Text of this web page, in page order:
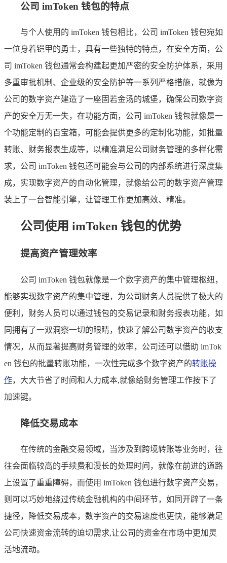
公司 imToken 钱包的特点
与个人使用的 imToken 钱包相比，公司 imToken 钱包宛如
一位身着铠甲的勇士，具有一些独特的特点，在安全方面，公
司 imToken 钱包通常会构建起更加严密的安全防护体系，采用
多重审批机制、企业级的安全防护等一系列严格措施，就像为
公司的数字资产建造了一座固若金汤的城堡，确保公司数字资
产的安全万无一失，在功能方面，公司 imToken 钱包就像是一
个功能定制的百宝箱，可能会提供更多的定制化功能，如批量
转账、财务报表生成等，以精准满足公司财务管理的多样化需
求，公司 imToken 钱包还可能会与公司的内部系统进行深度集
成，实现数字资产的自动化管理，就像给公司的数字资产管理
装上了一台智能引擎，让管理工作更加高效、精准。
公司使用 imToken 钱包的优势
提高资产管理效率
公司 imToken 钱包就像是一个数字资产的集中管理枢纽，
能够实现数字资产的集中管理，为公司财务人员提供了极大的
便利，财务人员可以通过钱包的交易记录和财务报表功能，如
同拥有了一双洞察一切的眼睛，快速了解公司数字资产的收支
情况，从而显著提高财务管理的效率，公司还可以借助 imTok
en 钱包的批量转账功能，一次性完成多个数字资产的转账操
作，大大节省了时间和人力成本,就像给财务管理工作按下了
加速键。
降低交易成本
在传统的金融交易领域，当涉及到跨境转账等业务时，往
往会面临较高的手续费和漫长的处理时间，就像在前进的道路
上设置了重重障碍，而使用 imToken 钱包进行数字资产交易，
则可以巧妙地绕过传统金融机构的中间环节，如同开辟了一条
捷径，降低交易成本，数字资产的交易速度也更快，能够满足
公司快速资金流转的迫切需求,让公司的资金在市场中更加灵
活地流动。